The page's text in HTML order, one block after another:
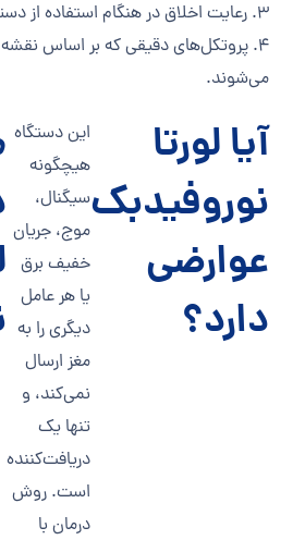
3. رعایت اخلاق در هنگام استفاده از دستگاه‌های لورتا نوروفیدبک.
4. پروتکل‌های دقیقی که بر اساس
می‌شوند.
آیا لورتا
نوروفیدبک
عوارضی
دارد؟
این دستگاه
هیچگونه
سیگنال،
موج، جریان
خفیف برق
یا هر عامل
دیگری را به
مغز ارسال
نمی‌کند، و
تنها یک
دریافت‌کننده
است. روش
درمان با